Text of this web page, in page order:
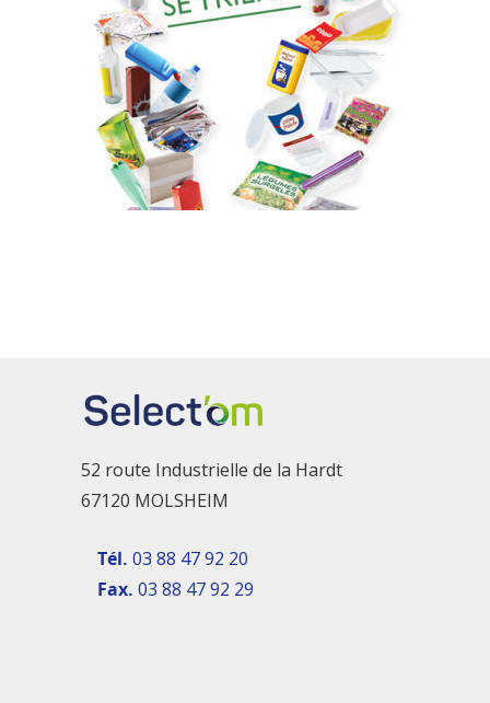
52 route Industrielle de la Hardt
67120 MOLSHEIM
Tél. 03 88 47 92 20
Fax. 03 88 47 92 29